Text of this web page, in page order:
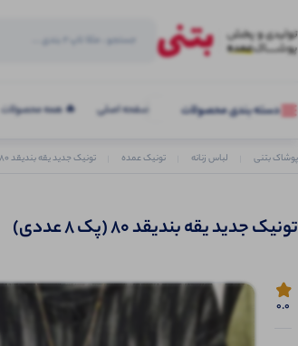
دسته بندی محصولات صفحه اصلی 🔥 همه محصولات
پوشاک بتنی لباس زنانه تونیک عمده تونیک جدید یقه بندیقد 80 (پک 8 عددی)
تونیک جدید یقه بندیقد 80 (پک 8 عددی)
0.0